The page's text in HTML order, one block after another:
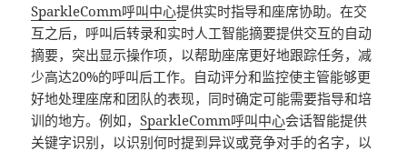
SparkleComm呼叫中心提供实时指导和座席协助。在交
互之后，呼叫后转录和实时人工智能摘要提供交互的自动
摘要，突出显示操作项，以帮助座席更好地跟踪任务，减
少高达20%的呼叫后工作。自动评分和监控使主管能够更
好地处理座席和团队的表现，同时确定可能需要指导和培
训的地方。例如，SparkleComm呼叫中心会话智能提供
关键字识别，以识别何时提到异议或竞争对手的名字，以